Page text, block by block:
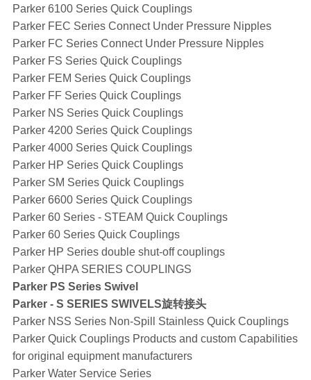
Parker 6100 Series Quick Couplings
Parker FEC Series Connect Under Pressure Nipples
Parker FC Series Connect Under Pressure Nipples
Parker FS Series Quick Couplings
Parker FEM Series Quick Couplings
Parker FF Series Quick Couplings
Parker NS Series Quick Couplings
Parker 4200 Series Quick Couplings
Parker 4000 Series Quick Couplings
Parker HP Series Quick Couplings
Parker SM Series Quick Couplings
Parker 6600 Series Quick Couplings
Parker 60 Series - STEAM Quick Couplings
Parker 60 Series Quick Couplings
Parker HP Series double shut-off couplings
Parker QHPA SERIES COUPLINGS
Parker PS Series Swivel
Parker - S SERIES SWIVELS旋转接头
Parker NSS Series Non-Spill Stainless Quick Couplings
Parker Quick Couplings Products and custom Capabilities
for original equipment manufacturers
Parker Water Service Series